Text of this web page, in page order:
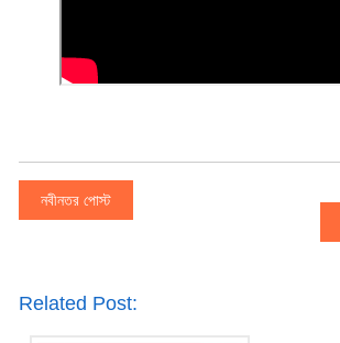
নবীনতর পোস্ট
Related Post: